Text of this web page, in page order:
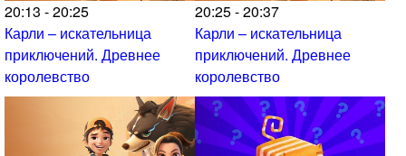
20:13 - 20:25
Карли – искательница
приключений. Древнее
королевство
20:25 - 20:37
Карли – искательница
приключений. Древнее
королевство